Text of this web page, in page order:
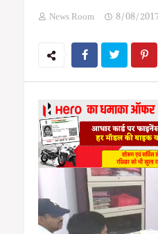
News Room 8/08/